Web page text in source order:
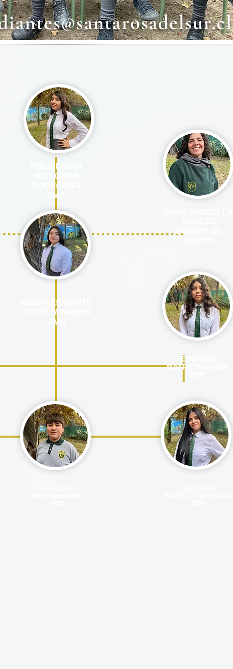
PRESIDENTA
MILAGROS
RODRíGUEZ
3MA
EQUIPO DE
VICEPRESIDENTE
SOFÍA MIRANDA
3MB
TESORERO
MAYRA SALINAS